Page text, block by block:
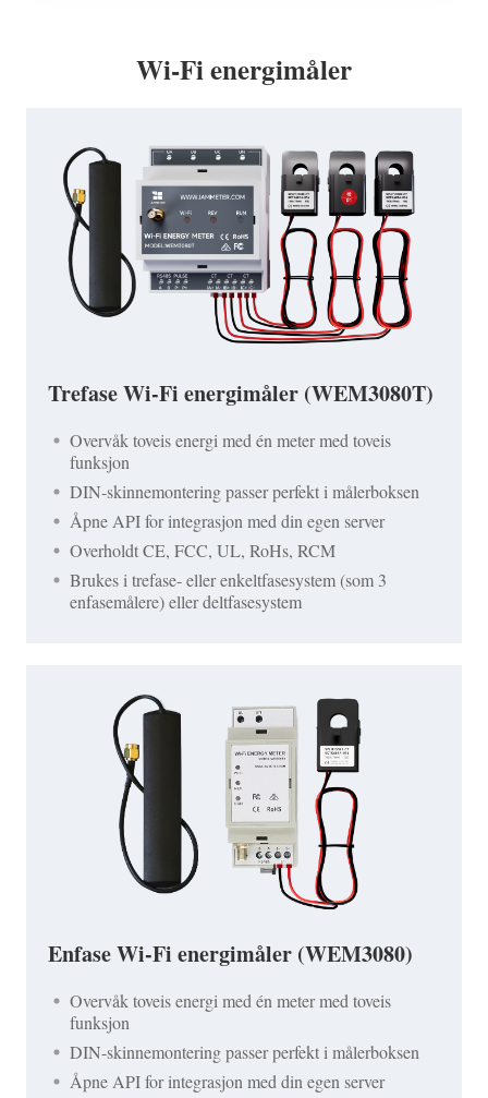
Wi-Fi energimåler
Trefase Wi-Fi energimåler (WEM3080T)
Overvåk toveis energi med én meter med toveis
funksjon
DIN-skinnemontering passer perfekt i målerboksen
Åpne API for integrasjon med din egen server
Overholdt CE, FCC, UL, RoHs, RCM
Brukes i trefase- eller enkeltfasesystem (som 3
enfasemålere) eller deltfasesystem
Enfase Wi-Fi energimåler (WEM3080)
Overvåk toveis energi med én meter med toveis
funksjon
DIN-skinnemontering passer perfekt i målerboksen
Åpne API for integrasjon med din egen server